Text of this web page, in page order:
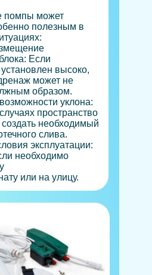
помпы может
полезным в
Если
высоко,
может не
образом.
уклона:
пространство
создать необходимый
слива.
эксплуатации:
необходимо
или на улицу.